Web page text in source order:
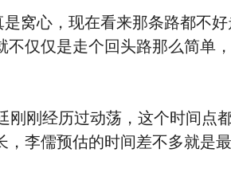
心，现在看来那条路都不
仅仅是走个回头路那么简单
刚经历过动荡，这个时间点
李儒预估的时间差不多就是最